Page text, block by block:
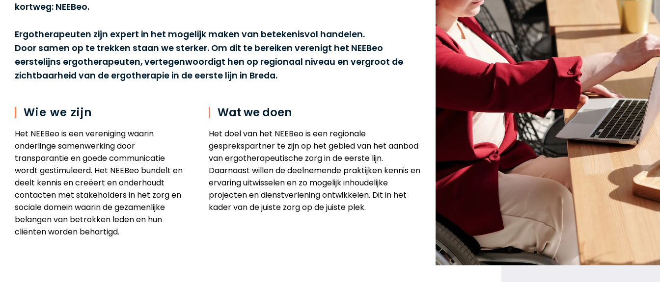
kortweg: NEEBeo.
Ergotherapeuten zijn expert in het mogelijk maken van betekenisvol handelen.
Door samen op te trekken staan we sterker. Om dit te bereiken verenigt het NEEBeo
eerstelijns ergotherapeuten, vertegenwoordigt hen op regionaal niveau en vergroot de
zichtbaarheid van de ergotherapie in de eerste lijn in Breda.
Wie we zijn
Het NEEBeo is een vereniging waarin
onderlinge samenwerking door
transparantie en goede communicatie
wordt gestimuleerd. Het NEEBeo bundelt en
deelt kennis en creëert en onderhoudt
contacten met stakeholders in het zorg en
sociale domein waarin de gezamenlijke
belangen van betrokken leden en hun
cliënten worden behartigd.
Wat we doen
Het doel van het NEEBeo is een regionale
gesprekspartner te zijn op het gebied van het aanbod
van ergotherapeutische zorg in de eerste lijn.
Daarnaast willen de deelnemende praktijken kennis en
ervaring uitwisselen en zo mogelijk inhoudelijke
projecten en dienstverlening ontwikkelen. Dit in het
kader van de juiste zorg op de juiste plek.​